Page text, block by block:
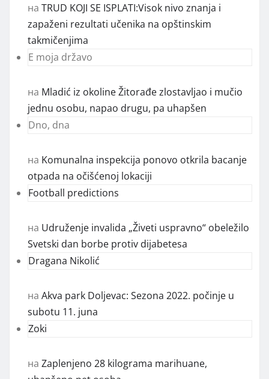
на TRUD KOJI SE ISPLATI:Visok nivo znanja i
zapaženi rezultati učenika na opštinskim
takmičenjima
E moja državo
на Mladić iz okoline Žitorađe zlostavljao i mučio
jednu osobu, napao drugu, pa uhapšen
Dno, dna
на Komunalna inspekcija ponovo otkrila bacanje
otpada na očišćenoj lokaciji
Football predictions
на Udruženje invalida „Živeti uspravno“ obeležilo
Svetski dan borbe protiv dijabetesa
Dragana Nikolić
на Akva park Doljevac: Sezona 2022. počinje u
subotu 11. juna
Zoki
на Zaplenjeno 28 kilograma marihuane,